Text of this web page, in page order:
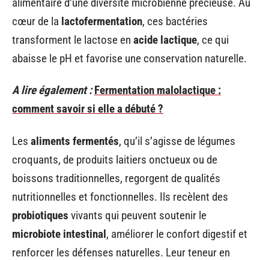
cœur de la lactofermentation, ces bactéries
transforment le lactose en acide lactique, ce qui
abaisse le pH et favorise une conservation naturelle.
A lire également : Fermentation malolactique :
comment savoir si elle a débuté ?
Les aliments fermentés, qu’il s’agisse de légumes
croquants, de produits laitiers onctueux ou de
boissons traditionnelles, regorgent de qualités
nutritionnelles et fonctionnelles. Ils recèlent des
probiotiques vivants qui peuvent soutenir le
microbiote intestinal, améliorer le confort digestif et
renforcer les défenses naturelles. Leur teneur en